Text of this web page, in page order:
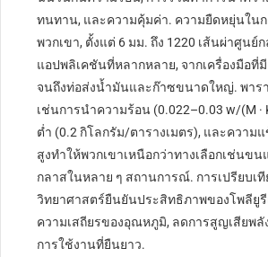
ทนทาน, และความคุ้มค่า. ความยืดหยุ่นใน
พวกเขา, ตั้งแต่ 6 มม. ถึง 1220 เส้นผ่าศูนย์
แอปพลิเคชันที่หลากหลาย, จากเครื่องมือที่
จนถึงท่อส่งน้ำมันและก๊าซขนาดใหญ่. พาร
เช่นการนำความร้อน (0.022–0.03 w/(M ·
ต่ำ (0.2 กิโลกรัม/ตารางเมตร), และความ
สูงทำให้พวกเขาเหนือกว่าทางเลือกเช่นขน
กลาสในหลาย ๆ สถานการณ์. การเปรียบเที
วิทยาศาสตร์ยืนยันประสิทธิภาพของโพลียูรี
ความเสถียรของอุณหภูมิ, ลดการสูญเสียพลั
การใช้งานที่ยืนยาว.